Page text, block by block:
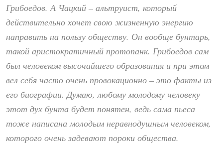
Грибоедов. А Чацкий – альтруист, который
действительно хочет свою жизненную энергию
направить на пользу обществу. Он вообще бунтарь,
такой аристократичный протопанк. Грибоедов сам
был человеком высочайшего образования и при этом
вел себя часто очень провокационно – это факты из
его биографии. Думаю, любому молодому человеку
этот дух бунта будет понятен, ведь сама пьеса
тоже написана молодым неравнодушным человеком,
которого очень задевают пороки общества.